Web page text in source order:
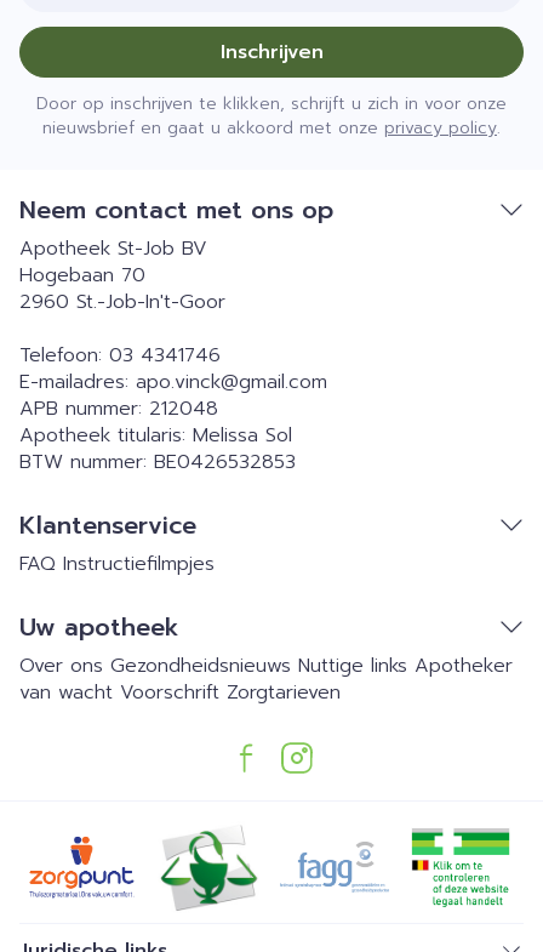
Inschrijven
Door op inschrijven te klikken, schrijft u zich in voor onze
nieuwsbrief en gaat u akkoord met onze privacy policy.
Neem contact met ons op
Apotheek St-Job BV
Hogebaan 70
2960 St.-Job-In't-Goor
Telefoon: 03 4341746
E-mailadres: apo.vinck@gmail.com
APB nummer: 212048
Apotheek titularis: Melissa Sol
BTW nummer: BE0426532853
Klantenservice
FAQ Instructiefilmpjes
Uw apotheek
Over ons Gezondheidsnieuws Nuttige links Apotheker
van wacht Voorschrift Zorgtarieven